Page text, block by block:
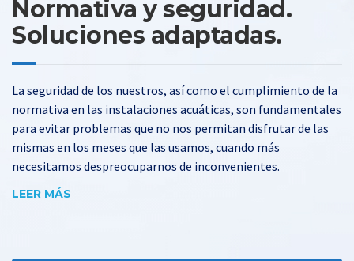
Normativa y seguridad.
Soluciones adaptadas.
La seguridad de los nuestros, así como el cumplimiento de la
normativa en las instalaciones acuáticas, son fundamentales
para evitar problemas que no nos permitan disfrutar de las
mismas en los meses que las usamos, cuando más
necesitamos despreocuparnos de inconvenientes.
LEER MÁS